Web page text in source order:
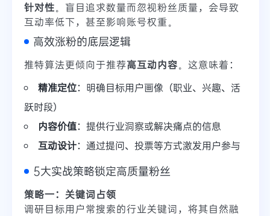
针对性。盲目追求数量而忽视粉丝质量，会导致
互动率低下，甚至影响账号权重。
高效涨粉的底层逻辑
推特算法更倾向于推荐高互动内容。这意味着：
精准定位：明确目标用户画像（职业、兴趣、活
跃时段）
内容价值：提供行业洞察或解决痛点的信息
互动设计：通过提问、投票等方式激发用户参与
5大实战策略锁定高质量粉丝
策略一：关键词占领
调研目标用户常搜索的行业关键词，将其自然融